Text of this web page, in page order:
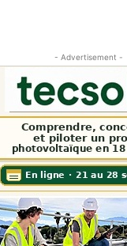
- Advertisement -